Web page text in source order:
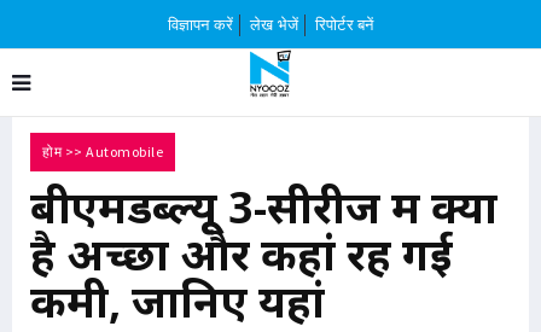
विज्ञापन करें लेख भेजें रिपोर्टर बनें
होम>> Automobile
बीएमडब्ल्यू 3-सीरीज में क्या
है अच्छा और कहां रह गई
कमी, जानिए यहां